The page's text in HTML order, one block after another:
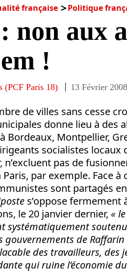
française Politique
non aux
!
(PCF Paris 18) 13 Février 2008
de villes sans cesse
donne lieu à des
Bordeaux, Montpellier,
socialistes locaux
n’excluent pas de
Paris, par exemple. Face
sont partagés
s’oppose fermement
le 20 janvier dernier, «
systématiquement
de
des travailleurs, des
qui ruine l’économie